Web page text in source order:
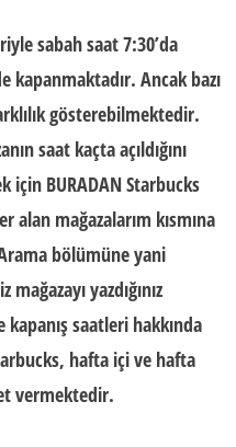
sabah saat 7:30’da
kapanmaktadır. Ancak bazı
gösterebilmektedir.
saat kaçta açıldığını
için BURADAN Starbucks
mağazalarım kısmına
bölümüne yani
yazdığınız
kapanış saatleri hakkında
hafta içive hafta
vermektedir.